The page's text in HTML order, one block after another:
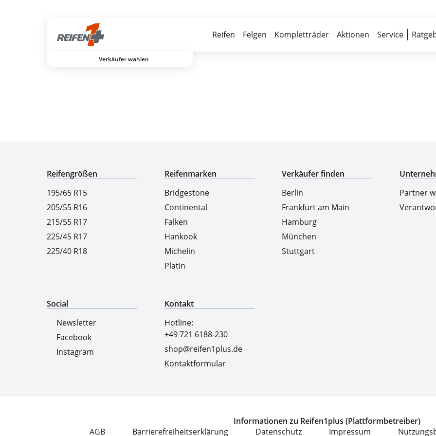
Verkäufer wählen
Reifen Felgen Kompletträder Aktionen Service
Reifengrößen
195/65 R15
205/55 R16
215/55 R17
225/45 R17
225/40 R18
Reifenmarken
Bridgestone
Continental
Falken
Hankook
Michelin
Platin
Verkäufer finden
Berlin
Frankfurt am Main
Hamburg
München
Stuttgart
Partner
Social
Newsletter
Facebook
Instagram
Kontakt
Hotline:
+49 721 6188-230
shop@reifen1plus.de
Kontaktformular
Informationen zu Reifen1plus (Plattformbetreiber)
AGB
Barrierefreiheitserklärung Datenschutz Impressum